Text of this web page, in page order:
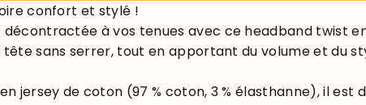
confort et stylé !
décontractée à vos tenues avec ce headband twist
sans serrer, tout en apportant du volume et du
jersey de coton (97 % coton, 3 % élasthanne), il